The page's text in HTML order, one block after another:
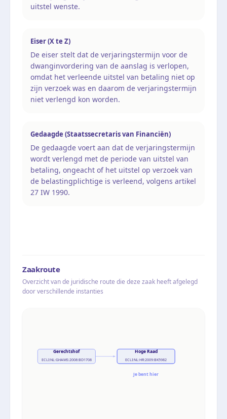
uitstel wenste.
Eiser (X te Z)
De eiser stelt dat de verjaringstermijn voor de
dwanginvordering van de aanslag is verlopen,
omdat het verleende uitstel van betaling niet op
zijn verzoek was en daarom de verjaringstermijn
niet verlengd kon worden.
Gedaagde (Staatssecretaris van Financiën)
De gedaagde voert aan dat de verjaringstermijn
wordt verlengd met de periode van uitstel van
betaling, ongeacht of het uitstel op verzoek van
de belastingplichtige is verleend, volgens artikel
27 IW 1990.
Zaakroute
Overzicht van de juridische route die deze zaak heeft afgelegd
door verschillende instanties
Gerechtshof
ECLI:NL:GHAMS:2008:BD1708
Hoge Raad
ECLI:NL:HR:2009:BK5982
Je bent hier